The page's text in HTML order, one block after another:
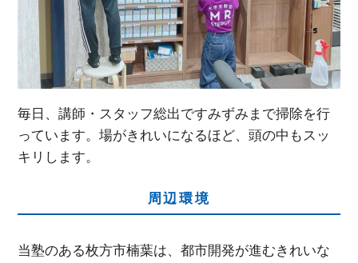
毎日、講師・スタッフ総出ですみずみまで掃除を行
っています。場がきれいになるほど、頭の中もスッ
キリします。
周辺環境
当塾のある枚方市楠葉は、都市開発が進むきれいな